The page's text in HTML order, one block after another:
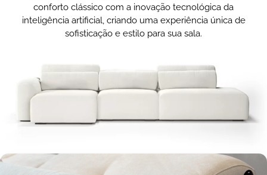
conforto clássico com a inovação tecnológica da
inteligência artificial, criando uma experiência única de
sofisticação e estilo para sua sala.